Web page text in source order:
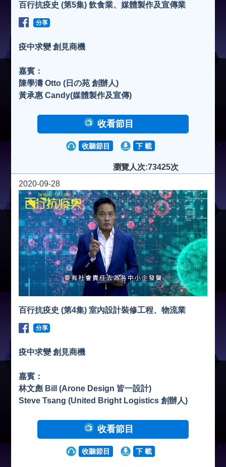
百行抗疫史 (第5集) 飲食業、媒體製作及宣傳業
分享
疫中求變 創見商機
嘉賓：
陳學濤 Otto (日の苑 創辦人)
黃承惠 Candy(媒體製作及宣傳)
收看節目
收聽節目 下 載
瀏覽人次:73425次
2020-09-28
百行抗疫史 (第4集) 室內設計裝修工程、物流業
分享
疫中求變 創見商機
嘉賓：
林文彪 Bill (Arone Design 皆一設計)
Steve Tsang (United Bright Logistics 創辦人)
收看節目
收聽節目 下 載